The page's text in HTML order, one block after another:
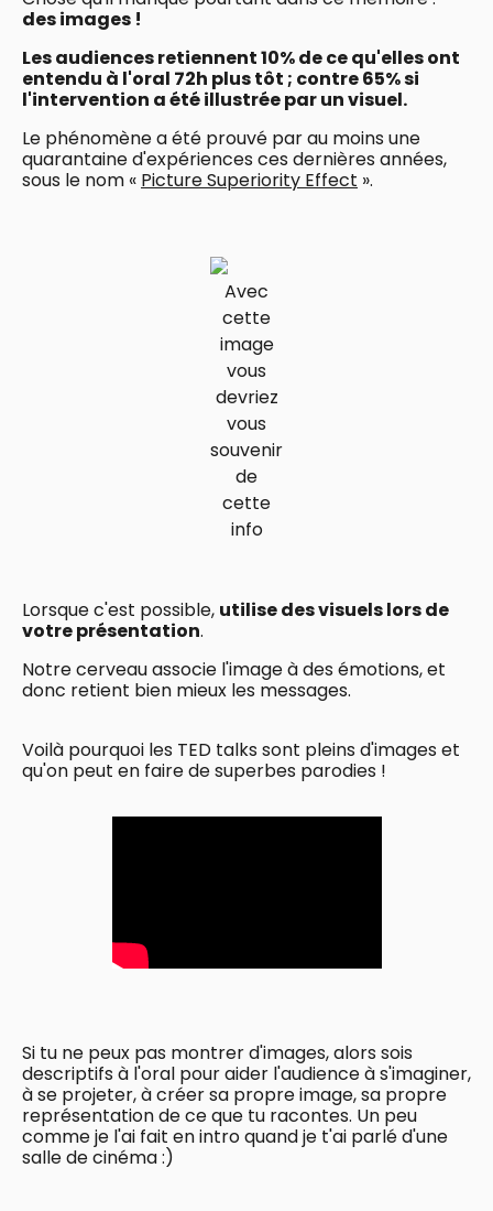
des images !
Les audiences retiennent 10% de ce qu'elles ont
entendu à l'oral 72h plus tôt ; contre 65% si
l'intervention a été illustrée par un visuel.
Le phénomène a été prouvé par au moins une
quarantaine d'expériences ces dernières années,
sous le nom « Picture Superiority Effect ».
Avec
cette
image
vous
devriez
vous
souvenir
de
cette
info
Lorsque c'est possible, utilise des visuels lors de
votre présentation.
Notre cerveau associe l'image à des émotions, et
donc retient bien mieux les messages.
Voilà pourquoi les TED talks sont pleins d'images et
qu'on peut en faire de superbes parodies !
Si tu ne peux pas montrer d'images, alors sois
descriptifs à l'oral pour aider l'audience à s'imaginer,
à se projeter, à créer sa propre image, sa propre
représentation de ce que tu racontes. Un peu
comme je l'ai fait en intro quand je t'ai parlé d'une
salle de cinéma :)